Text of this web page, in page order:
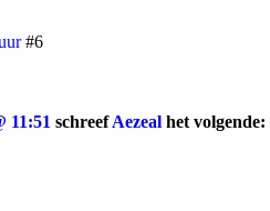
#6
11:51 schreefAezeal het volgende: